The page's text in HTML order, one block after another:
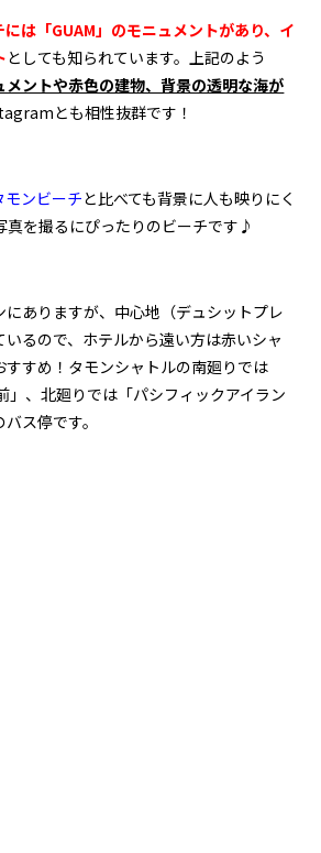
は「GUAM」のモニュメントがあり、イ
としても知られています。上記のよう
メントや赤色の建物、背景の透明な海が
とも相性抜群です！
モンビーチと比べても背景に人も映りにく
を撮るにぴったりのビーチです♪
ありますが、中心地（デュシットプレ
るので、ホテルから遠い方は赤いシャ
すすめ！タモンシャトルの南廻りでは
」、北廻りでは「パシフィックアイラン
ス停です。